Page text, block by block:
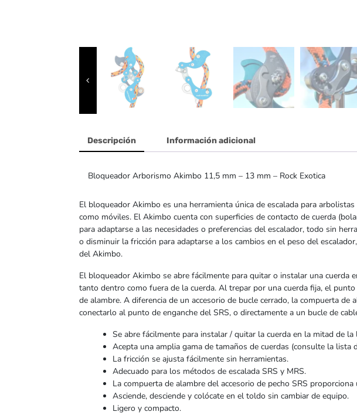
Descripción Información adicional
Bloqueador Arborismo Akimbo 11,5 mm – 13 mm – Rock Exotica
El bloqueador Akimbo es una herramienta única de escalada para
como móviles. El Akimbo cuenta con superficies de contacto de cuerda
para adaptarse a las necesidades o preferencias del escalador, todo sin
o disminuir la fricción para adaptarse a los cambios en el peso del
del Akimbo.
El bloqueador Akimbo se abre fácilmente para quitar o instalar una
tanto dentro como fuera de la cuerda. Al trepar por una cuerda fija, el
de alambre. A diferencia de un accesorio de bucle cerrado, la compuerta
conectarlo al punto de enganche del SRS, o directamente a un bucle de
Se abre fácilmente para instalar / quitar la cuerda en la mitad de la
Acepta una amplia gama de tamaños de cuerdas (consulte la lista
La fricción se ajusta fácilmente sin herramientas.
Adecuado para los métodos de escalada SRS y MRS.
La compuerta de alambre del accesorio de pecho SRS
Asciende, desciende y colócate en el toldo sin cambiar de equipo.
Ligero y compacto.